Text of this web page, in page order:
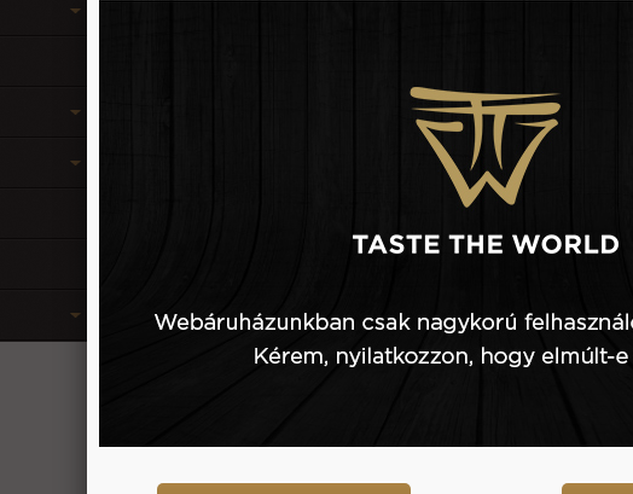
adnak az esetleges tartós
készlethiányról, a termék várható beérkezéséről, illetve –
lehetőség szerint – helyettesítő terméket is ajánlanak.
Ezért kiemelten fontos, hogy a regisztráció során olyan
amelyen napközben elérhető
Mostantól lehetőséget biztosítunk arra is, hogy azonline
leadott rendelését személyesen vegye át Csarnok téri
rendelés leadásakor a Megjegyzés rovatban
jelezze a